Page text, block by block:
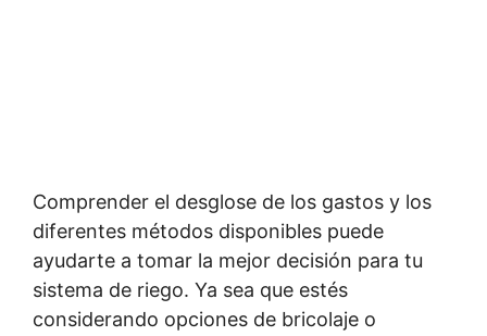
Comprender el desglose de los gastos y los
diferentes métodos disponibles puede
ayudarte a tomar la mejor decisión para tu
sistema de riego. Ya sea que estés
considerando opciones de bricolaje o